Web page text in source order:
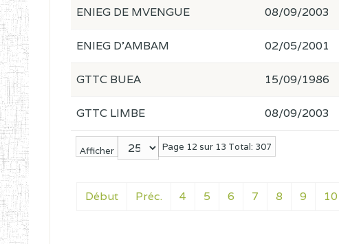
Afficher Page 12 sur 13 Total: 307
Début Préc. 4 5 6 7 8 9 10
ENIEG DE MVENGUE 08/09/2003
ENIEG D'AMBAM 02/05/2001
GTTC BUEA 15/09/1986
GTTC LIMBE 08/09/2003